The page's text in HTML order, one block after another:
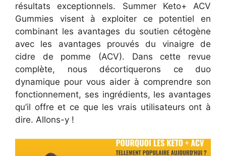
résultats exceptionnels. Summer Keto+ ACV
Gummies visent à exploiter ce potentiel en
combinant les avantages du soutien cétogène
avec les avantages prouvés du vinaigre de
cidre de pomme (ACV). Dans cette revue
complète, nous décortiquerons ce duo
dynamique pour vous aider à comprendre son
fonctionnement, ses ingrédients, les avantages
qu’il offre et ce que les vrais utilisateurs ont à
dire. Allons-y !